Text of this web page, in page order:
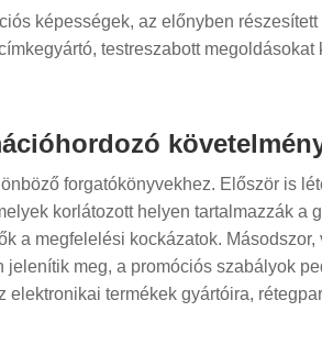
képességek, az előnyben
testreszabott
forgatókönyvekhez. Először is
korlátozott helyen tartalmazzák a
a megfelelési kockázatok.
meg, a promóciós szabályok
termékek gyártóira,